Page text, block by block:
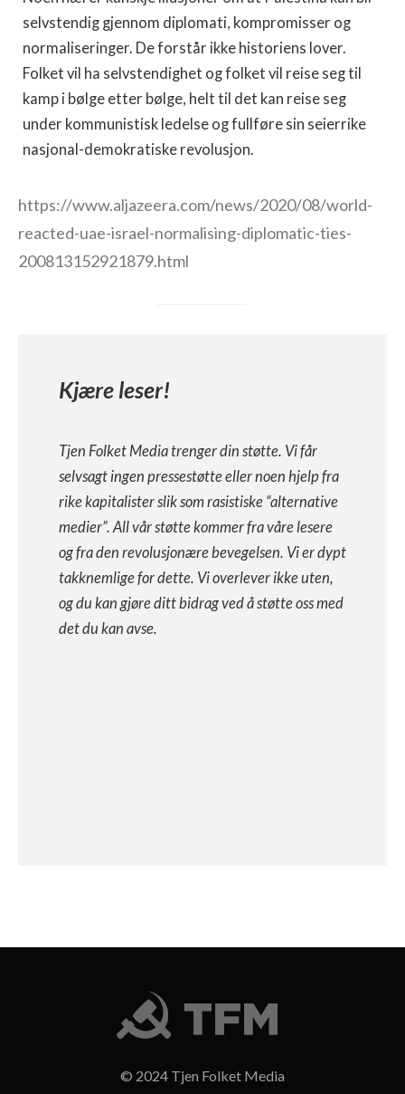
selvstendig gjennom diplomati, kompromisser og
normaliseringer. De forstår ikke historiens lover.
Folket vil ha selvstendighet og folket vil reise seg til
kamp i bølge etter bølge, helt til det kan reise seg
under kommunistisk ledelse og fullføre sin seierrike
nasjonal-demokratiske revolusjon.
https://www.aljazeera.com/news/2020/08/world-
reacted-uae-israel-normalising-diplomatic-ties-
200813152921879.html
Kjære leser!
Tjen Folket Media trenger din støtte. Vi får
selvsagt ingen pressestøtte eller noen hjelp fra
rike kapitalister slik som rasistiske “alternative
medier”. All vår støtte kommer fra våre lesere
og fra den revolusjonære bevegelsen. Vi er dypt
takknemlige for dette. Vi overlever ikke uten,
og du kan gjøre ditt bidrag ved å støtte oss med
det du kan avse.
© 2024 Tjen Folket Media